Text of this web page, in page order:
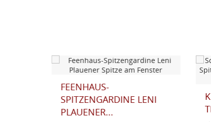
KINDER-SCHEIBENGARDINE
TEDDY PINK AUS...